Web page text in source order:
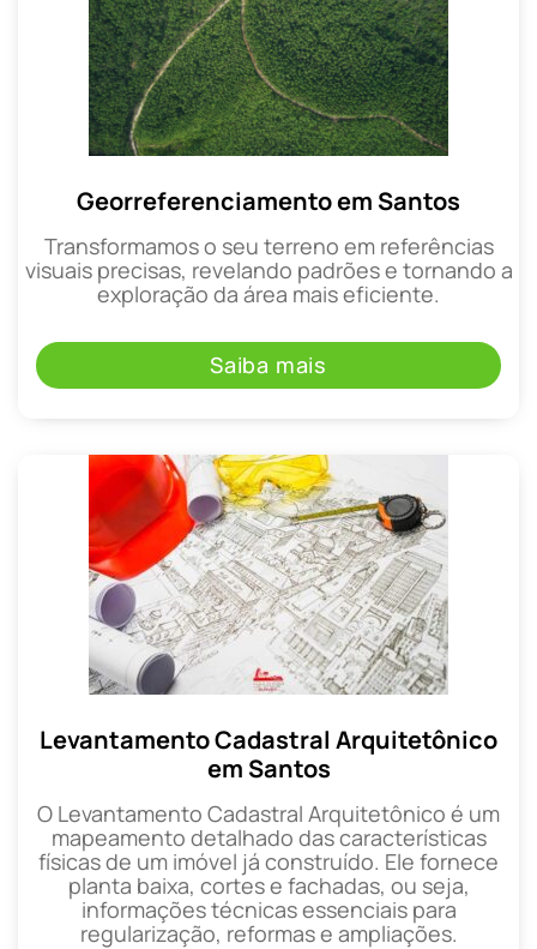
Georreferenciamento em Santos
Transformamos o seu terreno em referências
visuais precisas, revelando padrões e tornando a
exploração da área mais eficiente.
Saiba mais
Levantamento Cadastral Arquitetônico
em Santos
O Levantamento Cadastral Arquitetônico é um
mapeamento detalhado das características
físicas de um imóvel já construído. Ele fornece
planta baixa, cortes e fachadas, ou seja,
informações técnicas essenciais para
regularização, reformas e ampliações.